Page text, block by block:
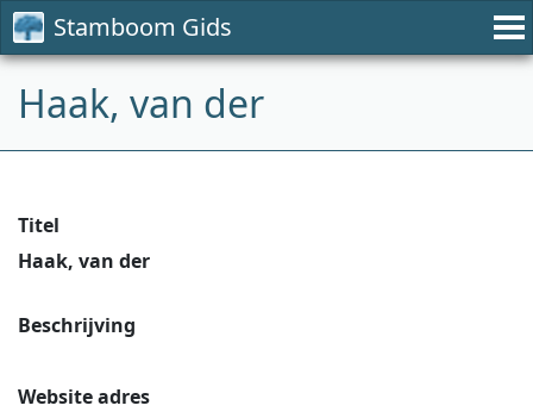
Stamboom Gids
Haak, van der
Titel
Haak, van der
Beschrijving
Website adres